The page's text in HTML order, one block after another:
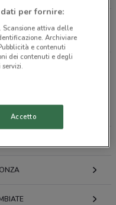
città nelle vicinanze
per fornire:
Scansione attiva delle
Archiviare
e contenuti
dei contenuti e degli
Accetto